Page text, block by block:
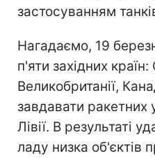
застосуванням
Нагадаємо, 19
п'яти західних
Великобританії,
завдавати ракетних
Лівії. В результаті
ладу низка об'єктів